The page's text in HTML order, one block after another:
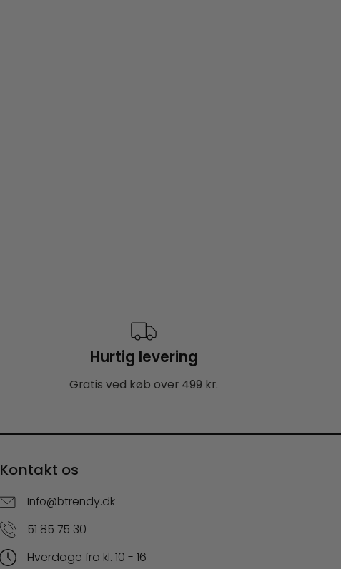
Hurtig levering
Gratis ved køb over 499 kr.
Kontakt os
Info@btrendy.dk
51 85 75 30
Hverdage fra kl. 10 - 16